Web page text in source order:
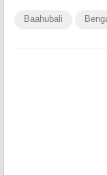
Baahubali